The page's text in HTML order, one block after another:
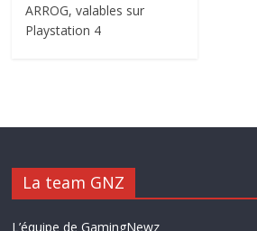
ARROG, valables sur
Playstation 4
La team GNZ
L’équipe de GamingNewz